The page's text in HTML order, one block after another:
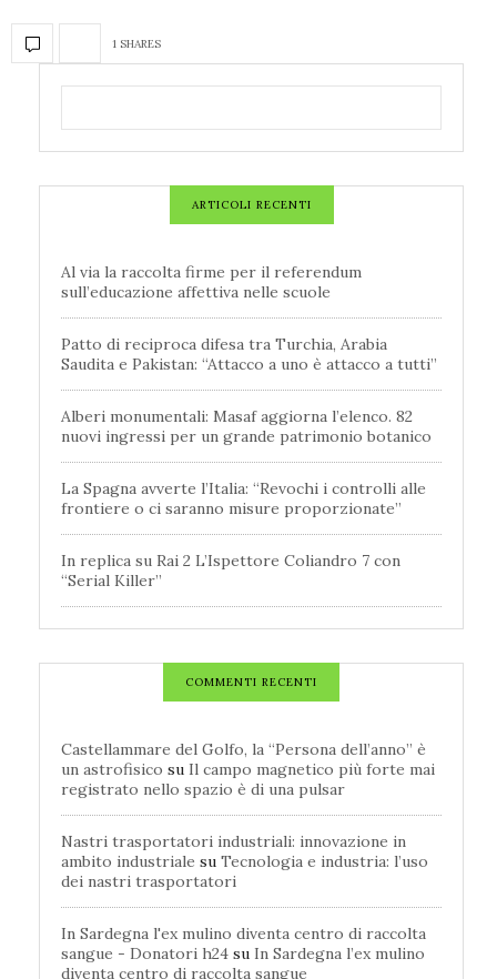
1 SHARES
ARTICOLI RECENTI
Al via la raccolta firme per il referendum
sull’educazione affettiva nelle scuole
Patto di reciproca difesa tra Turchia, Arabia
Saudita e Pakistan: “Attacco a uno è attacco a tutti”
Alberi monumentali: Masaf aggiorna l’elenco. 82
nuovi ingressi per un grande patrimonio botanico
La Spagna avverte l’Italia: “Revochi i controlli alle
frontiere o ci saranno misure proporzionate”
In replica su Rai 2 L’Ispettore Coliandro 7 con
“Serial Killer”
COMMENTI RECENTI
Castellammare del Golfo, la “Persona dell’anno” è
un astrofisico su Il campo magnetico più forte mai
registrato nello spazio è di una pulsar
Nastri trasportatori industriali: innovazione in
ambito industriale su Tecnologia e industria: l’uso
dei nastri trasportatori
In Sardegna l'ex mulino diventa centro di raccolta
sangue - Donatori h24 su In Sardegna l’ex mulino
diventa centro di raccolta sangue